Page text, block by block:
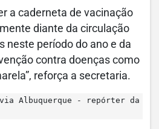
a caderneta de vacinação
diante da circulação
neste período do ano e da
contra doenças como
reforça a secretaria.
Albuquerque - repórter da